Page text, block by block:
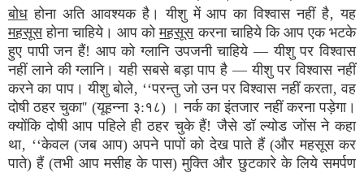
बोध होना अति आवश्यक है। यीशु में आप का विश्वास नहीं है‚ यह
महसूसहोना चाहिये। आप कोमहसूसकरना चाहिये कि आप एक भटके
हुए पापी जन हैं! आप को ग्लानि उपजनी चाहिये — यीशु पर विश्वास
नहीं लाने की ग्लानि। यही सबसे बड़ा पाप है — यीशु पर विश्वास नहीं
करने का पाप। यीशु बोले‚ ‘‘परन्तु जो उन पर विश्वास नहीं करता‚ वह
दोषी ठहर चुका'' (यूहन्ना ३:१८) । नर्क का इंतजार नहीं करना पड़ेगा।
क्योंकि दोषी आप पहिले ही ठहर चुके हैं! जैसे डॉ ल्योड जोंस ने कहा
था‚ ‘‘केवल (जब आप) अपने पापों को देख पाते हैं (और महसूस कर
पाते) हैं (तभी आप मसीह के पास) मुक्ति और छुटकारे के लिये समर्पण